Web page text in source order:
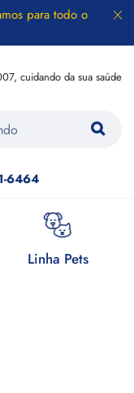
para todo o
cuidando da sua saúde
6464
Linha Pets